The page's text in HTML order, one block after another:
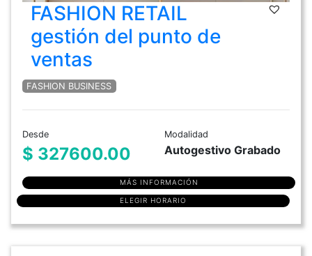
FASHION RETAIL
gestión del punto de
ventas
FASHION BUSINESS
Desde
$ 327600.00
Modalidad
Autogestivo Grabado
MÁS INFORMACIÓN
ELEGIR HORARIO